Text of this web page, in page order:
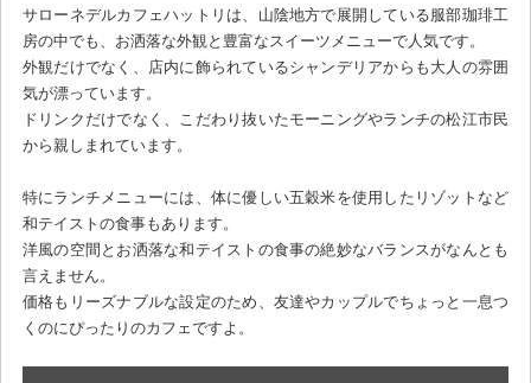
サローネデルカフェハットリは、山陰地方で展開している服部珈琲工
房の中でも、お洒落な外観と豊富なスイーツメニューで人気です。
外観だけでなく、店内に飾られているシャンデリアからも大人の雰囲
気が漂っています。
ドリンクだけでなく、こだわり抜いたモーニングやランチの松江市民
から親しまれています。
特にランチメニューには、体に優しい五穀米を使用したリゾットなど
和テイストの食事もあります。
洋風の空間とお洒落な和テイストの食事の絶妙なバランスがなんとも
言えません。
価格もリーズナブルな設定のため、友達やカップルでちょっと一息つ
くのにぴったりのカフェですよ。